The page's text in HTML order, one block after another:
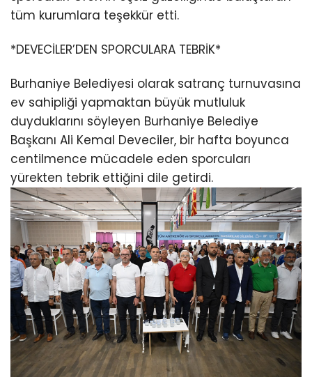
tüm kurumlara teşekkür etti.
*DEVECİLER’DEN SPORCULARA TEBRİK*
Burhaniye Belediyesi olarak satranç turnuvasına
ev sahipliği yapmaktan büyük mutluluk
duyduklarını söyleyen Burhaniye Belediye
Başkanı Ali Kemal Deveciler, bir hafta boyunca
centilmence mücadele eden sporcuları
yürekten tebrik ettiğini dile getirdi.